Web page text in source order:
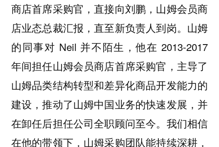
商店首席采购官，直接向刘鹏，山姆会员商
店业态总裁汇报，直至新负责人到岗。山姆
的同事对 Neil 并不陌生，他在 2013-2017
年间担任山姆会员商店首席采购官，主导了
山姆品类结构转型和差异化商品开发能力的
建设，推动了山姆中国业务的快速发展，并
在卸任后担任公司全职顾问至今。我们相信
在他的带领下，山姆采购团队能持续深耕，